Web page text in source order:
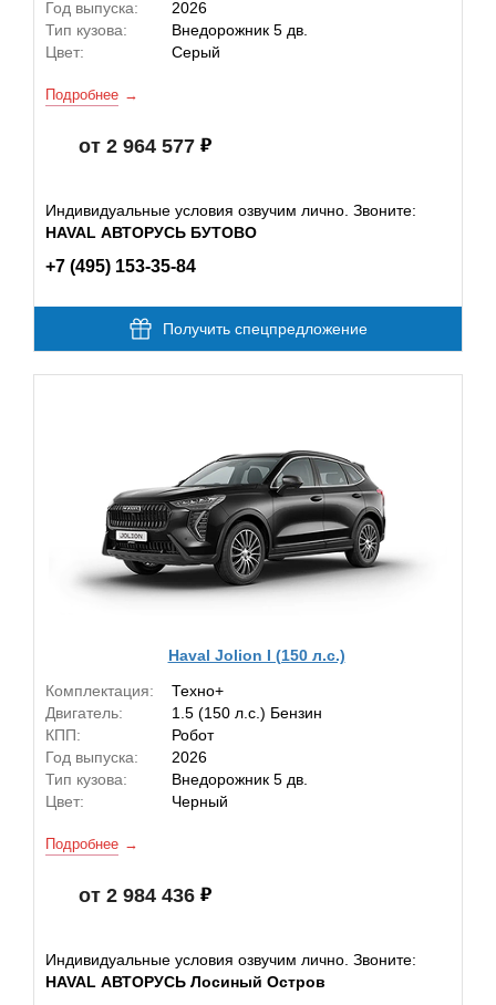
Год выпуска:
2026
Тип кузова:
Внедорожник 5 дв.
Цвет:
Серый
Подробнее
от 2 964 577
Индивидуальные условия озвучим лично. Звоните:
HAVAL АВТОРУСЬ БУТОВО
+7 (495) 153-35-84
Получить спецпредложение
Haval Jolion I (150 л.с.)
Комплектация:
Техно+
Двигатель:
1.5 (150 л.с.) Бензин
КПП:
Робот
Год выпуска:
2026
Тип кузова:
Внедорожник 5 дв.
Цвет:
Черный
Подробнее
от 2 984 436
Индивидуальные условия озвучим лично. Звоните:
HAVAL АВТОРУСЬ Лосиный Остров